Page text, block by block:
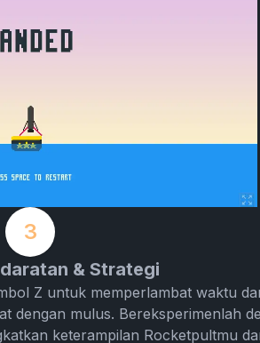
3
& Strategi
Z untuk memperlambat waktu
dengan mulus. Bereksperimenlah
keterampilan Rocketpultmu